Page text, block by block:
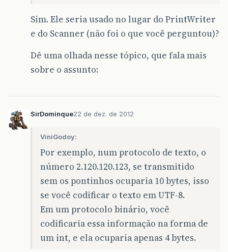
Sim. Ele seria usado no lugar do PrintWriter
e do Scanner (não foi o que você perguntou)?
Dê uma olhada nesse tópico, que fala mais
sobre o assunto:
SirDominque22 de dez. de 2012
ViniGodoy:
Por exemplo, num protocolo de texto, o
número 2.120.120.123, se transmitido
sem os pontinhos ocuparia 10 bytes, isso
se você codificar o texto em UTF-8.
Em um protocolo binário, você
codificaria essa informação na forma de
um int, e ela ocuparia apenas 4 bytes.